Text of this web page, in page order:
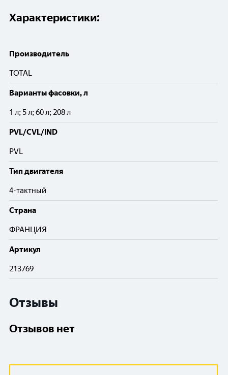
Характеристики:
Производитель
TOTAL
Варианты фасовки, л
1 л; 5 л; 60 л; 208 л
PVL/CVL/IND
PVL
Тип двигателя
4-тактный
Cтрана
ФРАНЦИЯ
Артикул
213769
Отзывы
Отзывов нет